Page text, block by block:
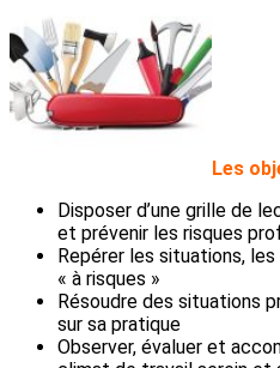
Les
Disposer d’une grille de
et prévenir les risques
Repérer les situations,
« à risques »
Résoudre des situations
sur sa pratique
Observer, évaluer et